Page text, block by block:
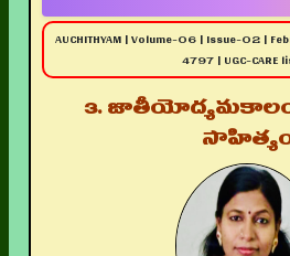
AUCHITHYAM | Volume-06 | Issue-02 |
4797 | UGC-CARE
3.